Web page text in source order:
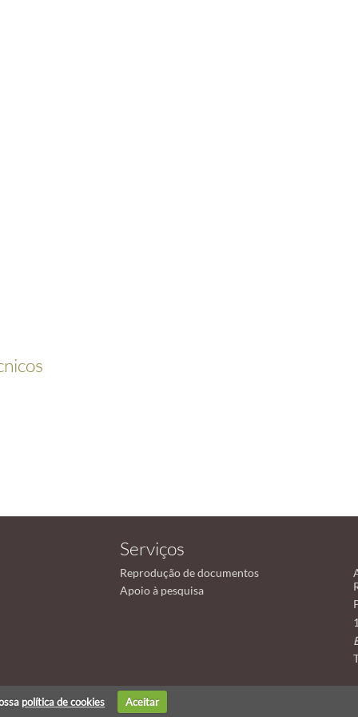
Serviços
Reprodução de documentos
Apoio à pesquisa
política de cookies Aceitar